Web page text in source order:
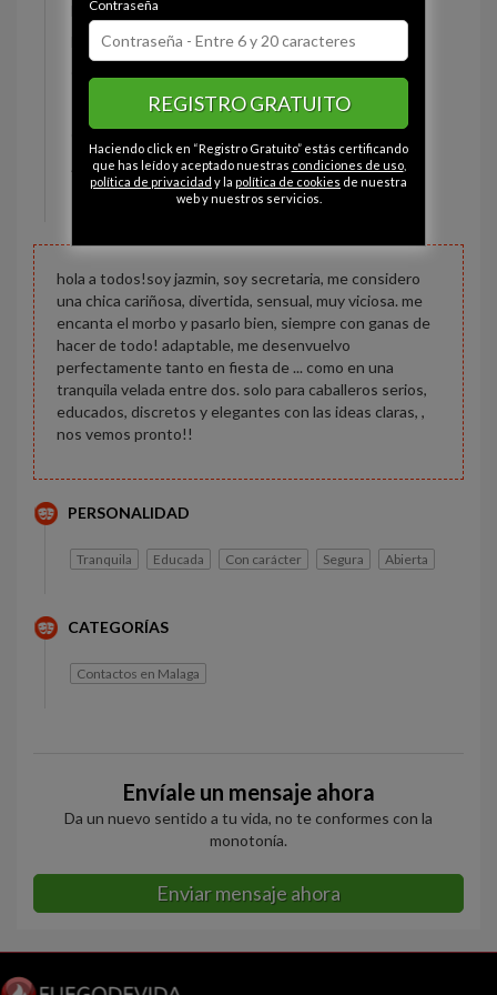
Estado civil:
Fumador/a: Sí
Morena
Constitución: Normal
Altura: 170 cm
hola a todos!soy jazmin, soy secretaria, me considero
una chica cariñosa, divertida, sensual, muy viciosa. me
encanta el morbo y pasarlo bien, siempre con ganas de
hacer de todo! adaptable, me desenvuelvo
perfectamente tanto en fiesta de ... como en una
tranquila velada entre dos. solo para caballeros serios,
educados, discretos y elegantes con las ideas claras, ,
nos vemos pronto!!
PERSONALIDAD
Tranquila Educada Con carácter Segura Abierta
CATEGORÍAS
Contactos en Malaga
Envíale un mensaje ahora
Da un nuevo sentido a tu vida, no te conformes con la
monotonía.
Enviar mensaje ahora
Contraseña
REGISTRO GRATUITO
Haciendo click en “Registro Gratuito” estás certificando
que has leído y aceptado nuestras condiciones de uso,
política de privacidad y la política de cookies de nuestra
web y nuestros servicios.